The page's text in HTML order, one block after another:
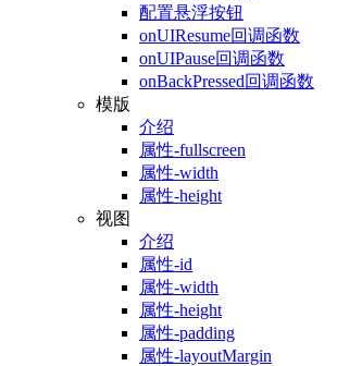
配置悬浮按钮
onUIResume回调函数
onUIPause回调函数
onBackPressed回调函数
模版
介绍
属性-fullscreen
属性-width
属性-height
视图
介绍
属性-id
属性-width
属性-height
属性-padding
属性-layoutMargin